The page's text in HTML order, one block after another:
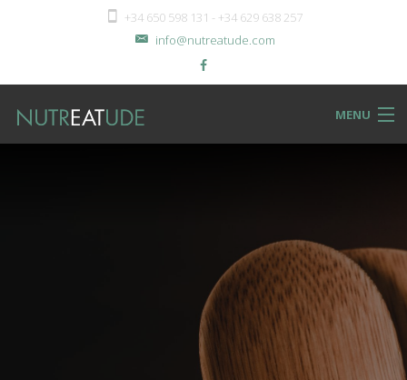
+34 650 598 131 - +34 629 638 257
info@nutreatude.com
MENU
Back